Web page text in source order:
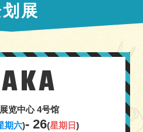
展
览中心4号馆
期六)- 26(星期日)